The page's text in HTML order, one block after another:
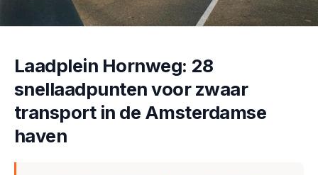
Laadplein Hornweg: 28
snellaadpunten voor zwaar
transport in de Amsterdamse
haven